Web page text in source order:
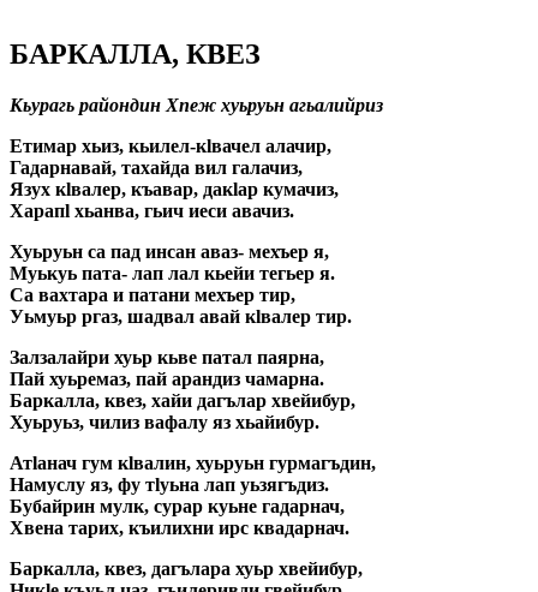
БАРКАЛЛА, КВЕЗ
Кьурагь райондин Хпеж хуьруьн агьалийриз
Етимар хьиз, кьилел-кlвачел алачир,
Гадарнавай, тахайда вил галачиз,
Язух кlвалер, къавар, дакlар кумачиз,
Харапl хьанва, гьич иеси авачиз.
Хуьруьн са пад инсан аваз- мехъер я,
Муькуь пата- лап лал кьейи тегьер я.
Са вахтара и патани мехъер тир,
Уьмуьр ргаз, шадвал авай кlвалер тир.
Залзалайри хуьр кьве патал паярна,
Пай хуьремаз, пай арандиз чамарна.
Баркалла, квез, хайи дагълар хвейибур,
Хуьруьз, чилиз вафалу яз хьайибур.
Атlанач гум кlвалин, хуьруьн гурмагъдин,
Намуслу яз, фу тlуьна лап уьзягъдиз.
Бубайрин мулк, сурар куьне гадарнач,
Хвена тарих, къилихни ирс квадарнач.
Баркалла, квез, дагълара хуьр хвейибур,